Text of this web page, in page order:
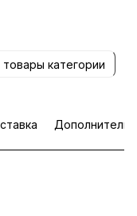
категории